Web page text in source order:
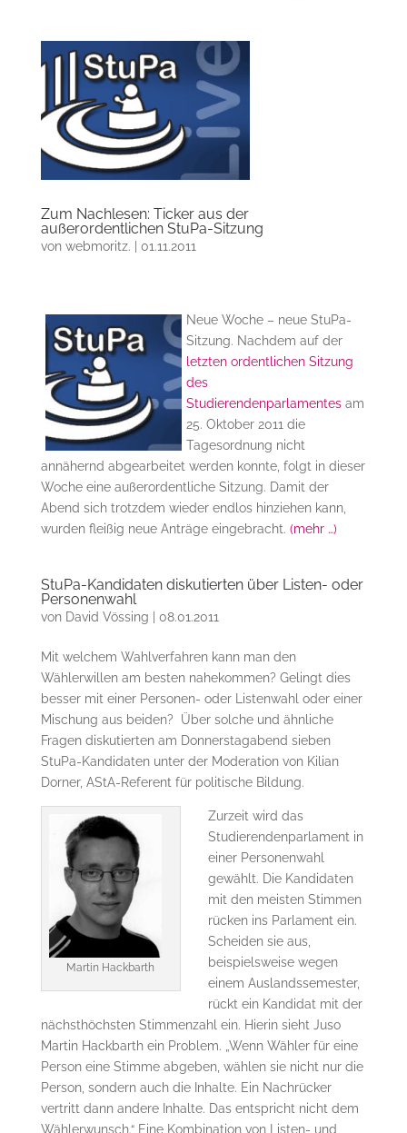
Zum Nachlesen: Ticker aus der
außerordentlichen StuPa-Sitzung
von webmoritz. 01.11.2011
Neue Woche – neue StuPa-
Sitzung. Nachdem auf der
letzten ordentlichen Sitzung
des
Studierendenparlamentesam
25. Oktober 2011 die
Tagesordnung nicht
annähernd abgearbeitet werden konnte, folgt in dieser
Woche eine außerordentliche Sitzung. Damit der
Abend sich trotzdem wieder endlos hinziehen kann,
wurden fleißig neue Anträge eingebracht. (mehr …)
StuPa-Kandidaten diskutierten über Listen- oder
Personenwahl
von David Vössing 08.01.2011
Mit welchem Wahlverfahren kann man den
Wählerwillen am besten nahekommen? Gelingt dies
besser mit einer Personen- oder Listenwahl oder einer
Mischung aus beiden? Über solche und ähnliche
Fragen diskutierten am Donnerstagabend sieben
StuPa-Kandidaten unter der Moderation von Kilian
Dorner, AStA-Referent für politische Bildung.
Martin Hackbarth
Zurzeit wird das
Studierendenparlament in
einer Personenwahl
gewählt. Die Kandidaten
mit den meisten Stimmen
rücken ins Parlament ein.
Scheiden sie aus,
beispielsweise wegen
einem Auslandssemester,
rückt ein Kandidat mit der
nächsthöchsten Stimmenzahl ein. Hierin sieht Juso
Martin Hackbarth ein Problem. „Wenn Wähler für eine
Person eine Stimme abgeben, wählen sie nicht nur die
Person, sondern auch die Inhalte. Ein Nachrücker
vertritt dann andere Inhalte. Das entspricht nicht dem
Wählerwunsch.“ Eine Kombination von Listen- und